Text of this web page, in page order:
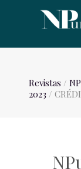
Revistas /
2023 /